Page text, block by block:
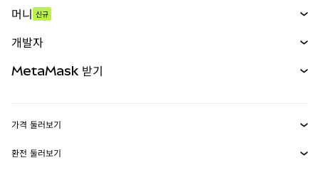
무기한 선물
실물자산
머니 신규
개발자
MetaMask Connect
MetaMask 받기
가격 둘러보기
이더리움 가격
환전 둘러보기